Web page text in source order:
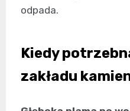
odpada.
Kiedy
zakładu